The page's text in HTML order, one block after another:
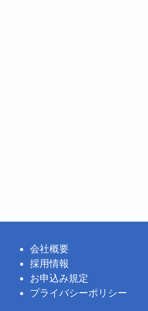
会社概要
採用情報
お申込み規定
プライバシーポリシー